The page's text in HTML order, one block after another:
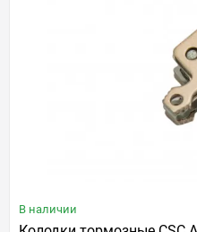
В наличии